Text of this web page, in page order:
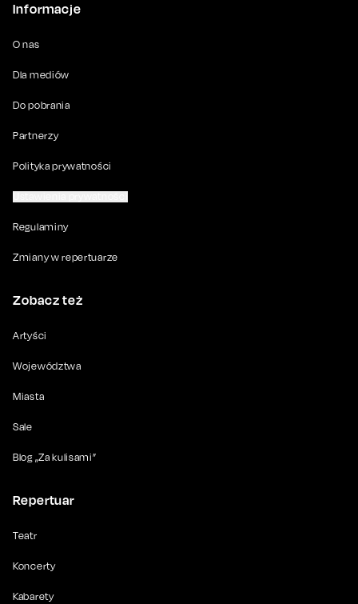
Informacje
O nas
Dla mediów
Do pobrania
Partnerzy
Polityka prywatności
Regulaminy
Zmiany w repertuarze
Zobacz też
Artyści
Województwa
Miasta
Sale
Blog „Za kulisami”
Repertuar
Teatr
Koncerty
Kabarety